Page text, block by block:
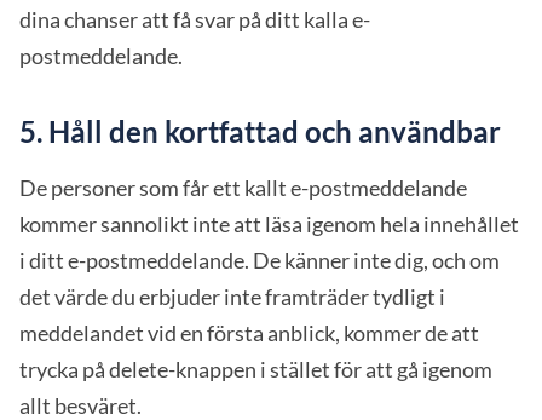
dina chanser att få svar på ditt kalla e-
postmeddelande.
5. Håll den kortfattad och användbar
De personer som får ett kallt e-postmeddelande
kommer sannolikt inte att läsa igenom hela innehållet
i ditt e-postmeddelande. De känner inte dig, och om
det värde du erbjuder inte framträder tydligt i
meddelandet vid en första anblick, kommer de att
trycka på delete-knappen i stället för att gå igenom
allt besväret.